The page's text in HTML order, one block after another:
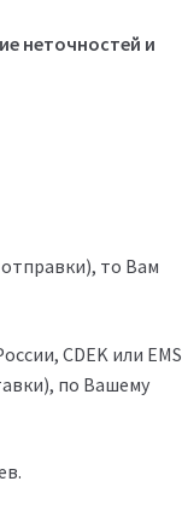
неточностей и
то Вам
CDEK или EMS
по Вашему